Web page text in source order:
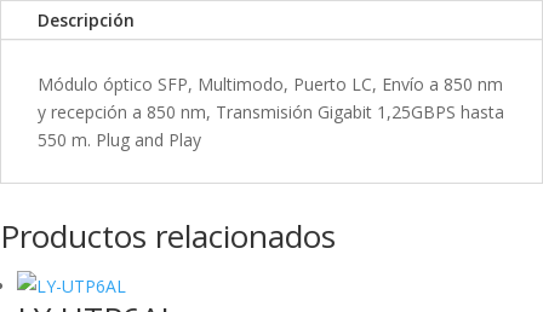
Descripción
Módulo óptico SFP, Multimodo, Puerto LC, Envío a 850 nm
y recepción a 850 nm, Transmisión Gigabit 1,25GBPS hasta
550 m. Plug and Play
Productos relacionados